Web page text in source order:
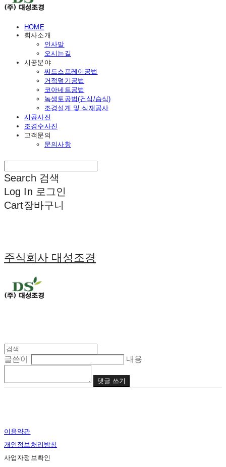
HOME
회사소개
인사말
오시는길
시공분야
씨드스프레이공법
거적덮기공법
코아네트공법
녹생토공법(건식/습식)
조경설계 및 식재공사
시공사진
조경수사진
고객문의
문의사항
Search 검색
Log In 로그인
Cart장바구니
주식회사 대성조경
글쓴이 내용
댓글 쓰기
이용약관
개인정보처리방침
사업자정보확인